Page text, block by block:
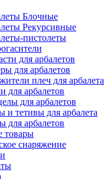
Блочные
Рекурсивные
пистолеты
для арбалетов
для арбалетов
плеч для арбалета
для арбалетов
для арбалетов
и тетивы для арбалета
для арбалетов
товары
снаряжение